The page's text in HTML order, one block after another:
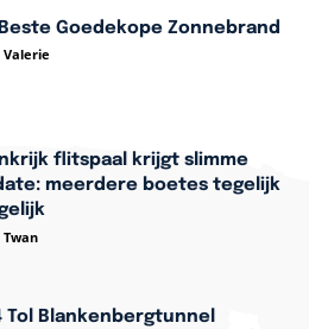
Beste Goedekope Zonnebrand
Valerie
flitspaal krijgt slimme
meerdere boetes tegelijk
Twan
Tol Blankenbergtunnel